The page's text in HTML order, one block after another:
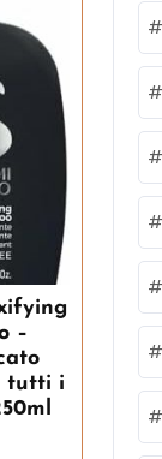
–
tutti i